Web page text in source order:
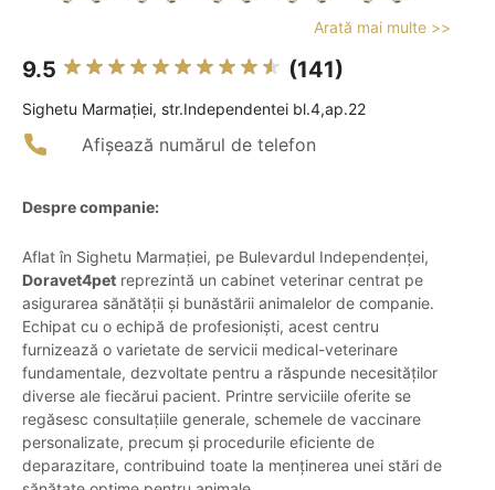
Arată mai multe >>
9.5 (141)
Sighetu Marmaţiei, str.Independentei bl.4,ap.22
Afișează numărul de telefon
Despre companie:
Aflat în Sighetu Marmației, pe Bulevardul Independenței,
Doravet4pet reprezintă un cabinet veterinar centrat pe
asigurarea sănătății și bunăstării animalelor de companie.
Echipat cu o echipă de profesioniști, acest centru
furnizează o varietate de servicii medical-veterinare
fundamentale, dezvoltate pentru a răspunde necesităților
diverse ale fiecărui pacient. Printre serviciile oferite se
regăsesc consultațiile generale, schemele de vaccinare
personalizate, precum și procedurile eficiente de
deparazitare, contribuind toate la menținerea unei stări de